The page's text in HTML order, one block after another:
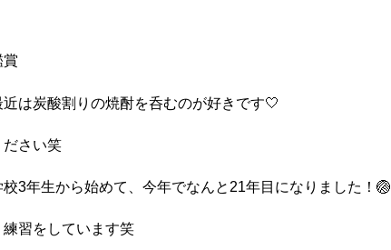
賞
は炭酸割りの焼酎を呑むのが好きです🤍
ださい笑
3年生から始めて、今年でなんと21年目になりました！🏐
習をしています笑